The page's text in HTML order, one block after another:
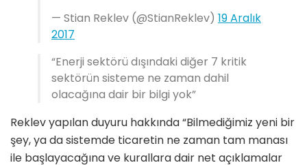
— Stian Reklev (@StianReklev) 19 Aralık
2017
“Enerji sektörü dışındaki diğer 7 kritik
sektörün sisteme ne zaman dahil
olacağına dair bir bilgi yok”
Reklev yapılan duyuru hakkında “Bilmediğimiz yeni bir
şey, ya da sistemde ticaretin ne zaman tam manası
ile başlayacağına ve kurallara dair net açıklamalar